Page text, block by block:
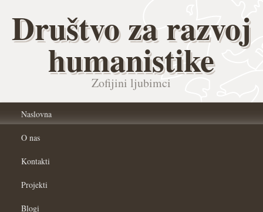
Društvo za razvoj
humanistike
Zofijini ljubimci
Naslovna
O nas
Kontakti
Projekti
Blogi